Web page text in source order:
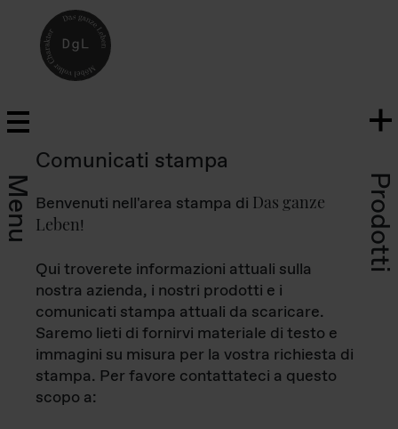
Menu Prodotti
Comunicati stampa
Benvenuti nell'area stampa di Das ganze
Leben!
Qui troverete informazioni attuali sulla
nostra azienda, i nostri prodotti e i
comunicati stampa attuali da scaricare.
Saremo lieti di fornirvi materiale di testo e
immagini su misura per la vostra richiesta di
stampa. Per favore contattateci a questo
scopo a: